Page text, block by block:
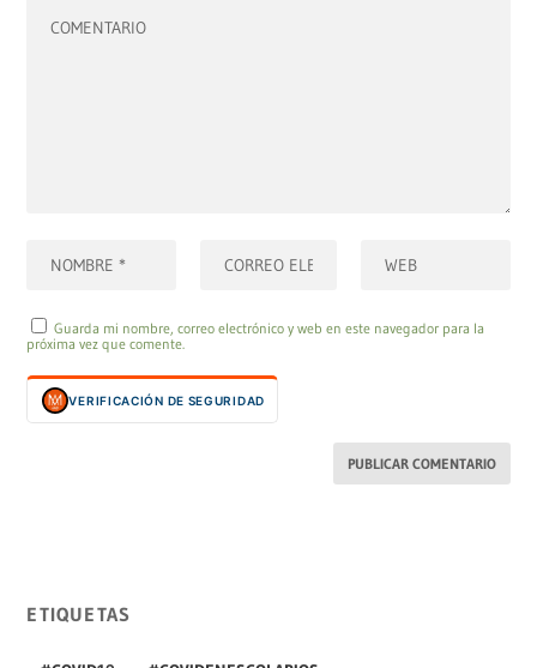
Guarda mi nombre, correo electrónico y web en este navegador para la
próxima vez que comente.
VERIFICACIÓN DE SEGURIDAD
ETIQUETAS